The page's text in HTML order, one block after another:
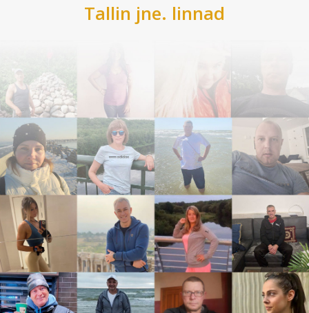
Tallin jne. linnad